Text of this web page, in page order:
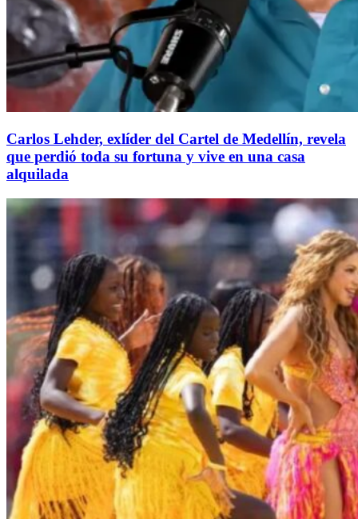
Carlos Lehder, exlíder del Cartel de Medellín, revela
que perdió toda su fortuna y vive en una casa
alquilada